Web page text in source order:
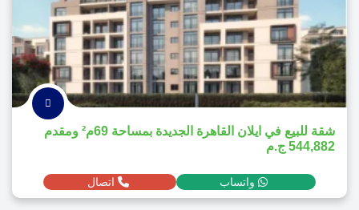
شقة للبيع في ايلان القاهرة الجديدة بمساحة 69م² ومقدم
544,882 ج.م
واتساب اتصال